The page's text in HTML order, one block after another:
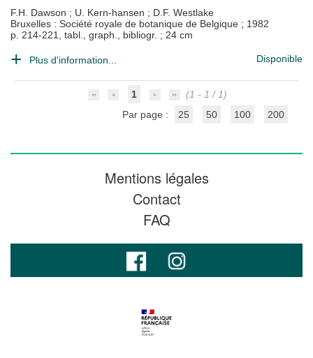
F.H. Dawson ; U. Kern-hansen ; D.F. Westlake
Bruxelles : Société royale de botanique de Belgique ; 1982
p. 214-221, tabl., graph., bibliogr. ; 24 cm
Plus d'information... Disponible
1
(1 - 1 / 1)
Par page :
25 50 100 200
Mentions légales
Contact
FAQ